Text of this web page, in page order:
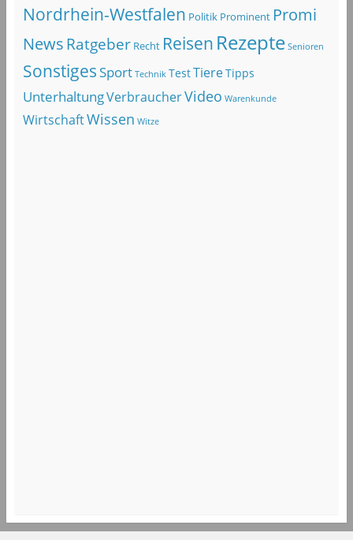
Nordrhein-Westfalen Politik Prominent Promi
NewsRatgeber Recht Reisen Rezepte Senioren
SonstigesSport Technik TestTiereTipps
UnterhaltungVerbraucherVideo Warenkunde
WirtschaftWissen Witze